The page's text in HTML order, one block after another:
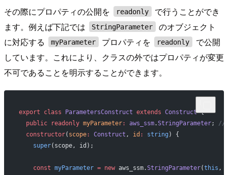
その際にプロパティの公開を readonly
で行うことができ
ます。例えば下記では
StringParameter
のオブジェクト
に対応する
myParameter プロパティを readonly
で公開
しています。これにより、クラスの外ではプロパティが変更
不可であることを明示することができます。
export class ParametersConstruct extends Construct {
  public
readonly myParameter: aws_ssm.StringParameter; //
  constructor
( scope: Construct , id : string ) {
    super
(scope, id);
    const
myParameter = new aws_ssm.StringParameter(this ,